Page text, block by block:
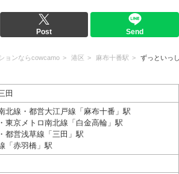
Post Send
ョンならcowcamo 港区 麻布十番駅 ずっといっ
田
北線・都営大江戸線「麻布十番」駅
東京メトロ南北線「白金高輪」駅
都営浅草線「三田」駅
「赤羽橋」駅